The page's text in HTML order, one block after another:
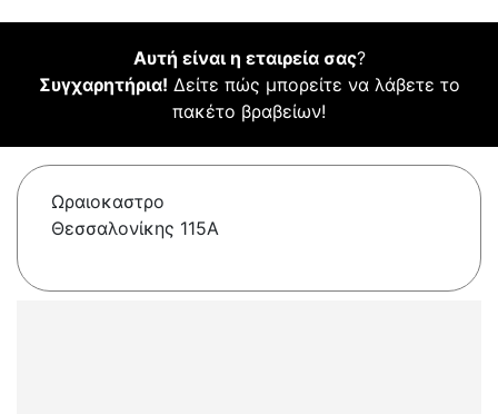
Αυτή είναι η εταιρεία σας?
Συγχαρητήρια! Δείτε πώς μπορείτε να λάβετε το
πακέτο βραβείων!
Ωραιοκαστρο
Θεσσαλονίκης 115A